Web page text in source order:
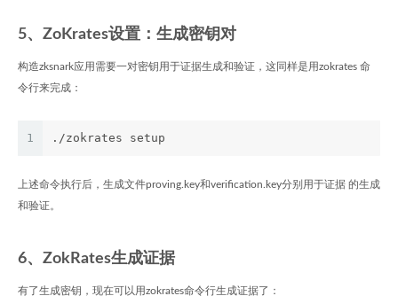
5、ZoKrates设置：生成密钥对
构造zksnark应用需要一对密钥用于证据生成和验证，这同样是用zokrates 命
令行来完成：
1 ./zokrates setup
上述命令执行后，生成文件proving.key和verification.key分别用于证据 的生成
和验证。
6、ZokRates生成证据
有了生成密钥，现在可以用zokrates命令行生成证据了：